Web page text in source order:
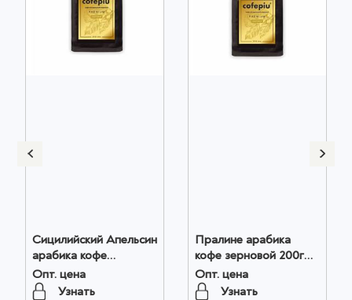
Сицилийский Апельсин
арабика кофе
зерновой 200г оптом
Опт. цена
Узнать
Пралине арабика
кофе зерновой 200г
оптом
Опт. цена
Узнать